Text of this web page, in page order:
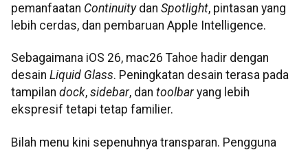
pemanfaatan Continuitydan Spotlight, pintasan yang
lebih cerdas, dan pembaruan Apple Intelligence.
Sebagaimana iOS 26, mac26 Tahoe hadir dengan
desain Liquid Glass. Peningkatan desain terasa pada
tampilan dock, sidebar, dan toolbaryang lebih
ekspresif tetapi tetap familier.
Bilah menu kini sepenuhnya transparan. Pengguna